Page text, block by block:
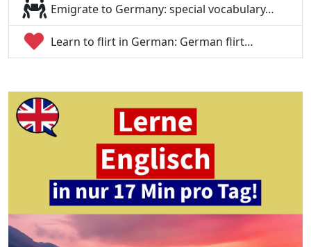
Emigrate to Germany: special vocabulary…
Learn to flirt in German: German flirt…